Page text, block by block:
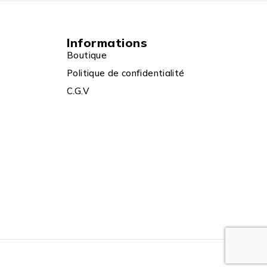
Informations
Boutique
Politique de confidentialité
C.G.V